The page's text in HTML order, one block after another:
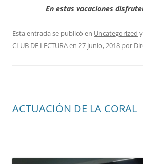
En estas vacaciones
Esta entrada se publicó en Uncategorized
CLUB DE LECTURAen 27 junio, 2018 por
ACTUACIÓN DE LA CORAL